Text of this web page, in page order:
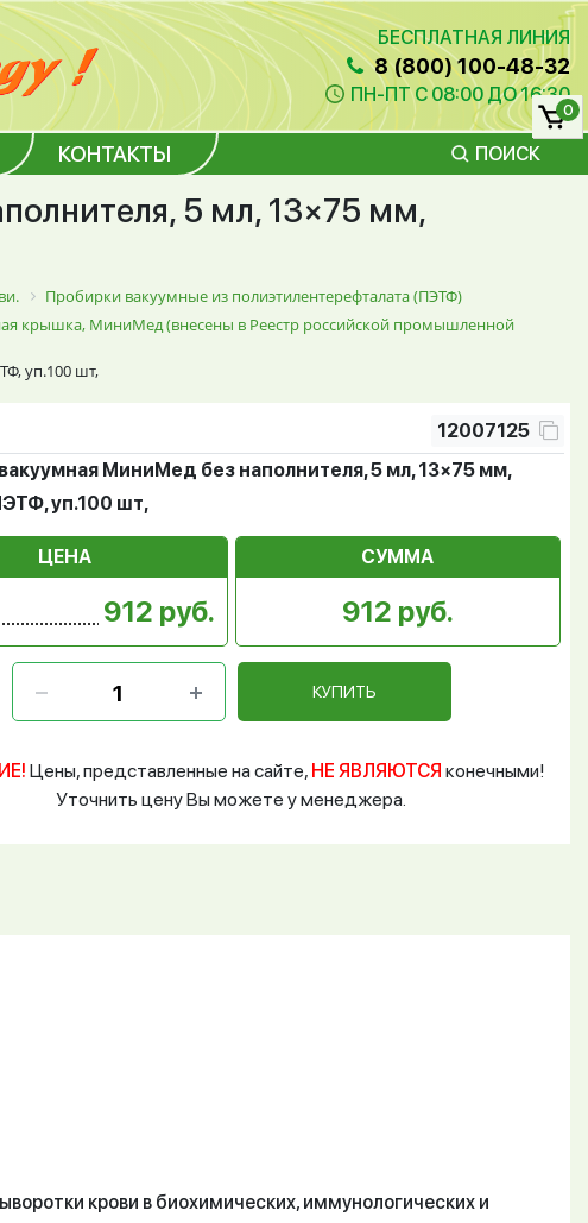
БЕСПЛАТНАЯ ЛИНИЯ
8 (800) 100-48-32
ПН-ПТ С 08:00 ДО 16:30
КОНТАКТЫ ПОИСК
0
5 мл, 13×75 мм,
Пробирки вакуумные из полиэтилентерефталата (ПЭТФ)
крышка, МиниМед (внесены в Реестр российской промышленной
уп.100 шт,
12007125
МиниМед без наполнителя, 5 мл, 13×75 мм,
уп.100 шт,
ЦЕНА
912 руб.
СУММА
912 руб.
КУПИТЬ
Цены, представленные на сайте, НЕ ЯВЛЯЮТСЯ конечными!
Уточнить цену Вы можете у менеджера.
крови в биохимических, иммунологических и